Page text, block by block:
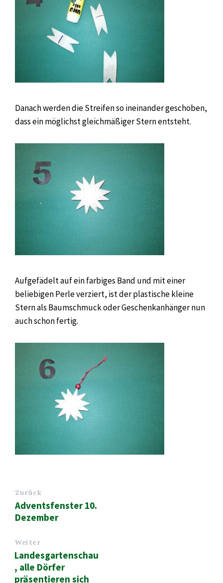
Danach werden die Streifen so ineinander geschoben,
dass ein möglichst gleichmäßiger Stern entsteht.
Aufgefädelt auf ein farbiges Band und mit einer
beliebigen Perle verziert, ist der plastische kleine
Stern als Baumschmuck oder Geschenkanhänger nun
auch schon fertig.
Zurück
Adventsfenster 10.
Dezember
Weiter
Landesgartenschau
, alle Dörfer
präsentieren sich